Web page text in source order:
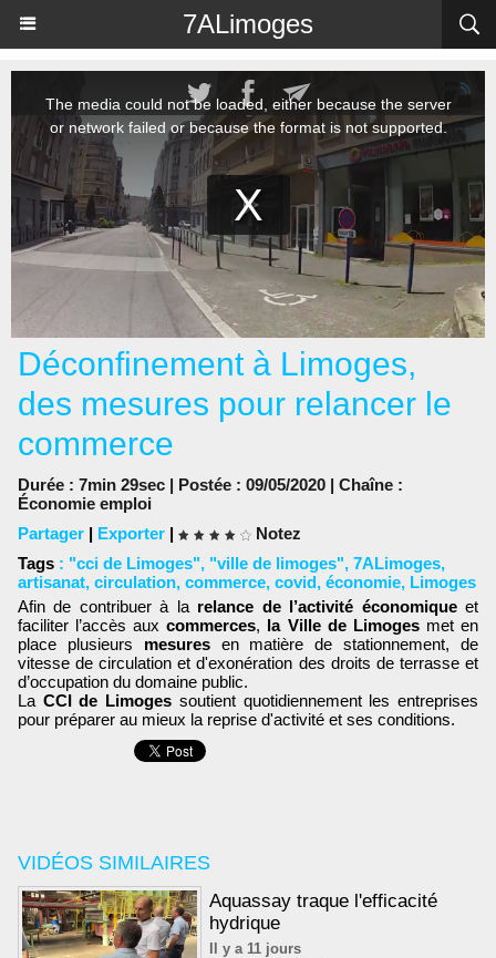
7ALimoges
VIDÉOS SIMILAIRES
Aquassay traque l'efficacité
hydrique
Il y a 11 jours
Déconfinement à Limoges,
des mesures pour relancer le
commerce
Durée : 7min 29sec | Postée : 09/05/2020 | Chaîne :
Économie emploi
Partager | Exporter |
Notez
Tags : "cci de Limoges", "ville de limoges", 7ALimoges,
artisanat, circulation, commerce, covid, économie, Limoges
Afin de contribuer à la relance de l’activité économiqueet
faciliter l’accès auxcommerces, la Ville de Limogesmet en
place plusieurs mesures en matière de stationnement, de
vitesse de circulation et d'exonération des droits de terrasse et
d’occupation du domaine public.
La CCI de Limoges soutient quotidiennement les entreprises
pour préparer au mieux la reprise d'activité et ses conditions.